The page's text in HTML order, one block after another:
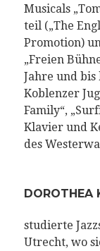
Musicals
teil („The
Promotion)
„Freien
Jahre und
Koblenzer
Family“,
Klavier und
des
DOROTHEA
studierte
Utrecht, wo